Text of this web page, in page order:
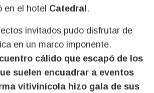
en el hotel Catedral .
invitados pudo disfrutar de
en un marco imponente.
cálido que escapó de los
suelen encuadrar a eventos
vitivinícola hizo gala de sus